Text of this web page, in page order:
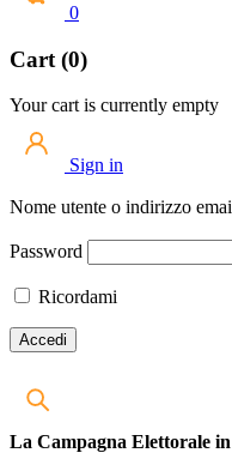
0
Cart (0)
Your cart is currently empty
Sign in
Nome utente o indirizzo
Password
Ricordami
La Campagna Elettorale